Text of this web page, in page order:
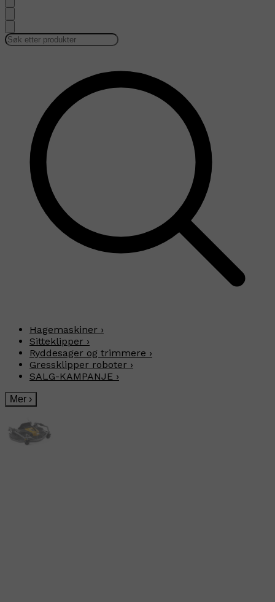
Hagemaskiner ›
Sitteklipper ›
Ryddesager og trimmere ›
Gressklipper roboter ›
SALG-KAMPANJE ›
Mer ›